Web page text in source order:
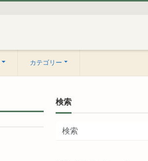
カテゴリー
検索